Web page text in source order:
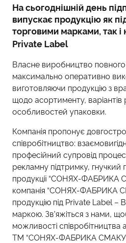
На сьогоднішній день
випускає продукцію як
торговими марками, так і
Private Label
Власне виробництво
максимально оперативно
виготовляючи продукцію з
щодо асортименту,
особливостей упаковки.
Компанія пропонує
співробітництво:
професійний супровід
рекламну підтримку, гнучкий
продукції “СОНЯХ-ФАБРИКА
компанія “СОНЯХ-ФАБРИКА
продукцію під Private Label
маркою. Зв’яжіться з нами,
можливості співробітництва
ТМ “СОНЯХ-ФАБРИКА